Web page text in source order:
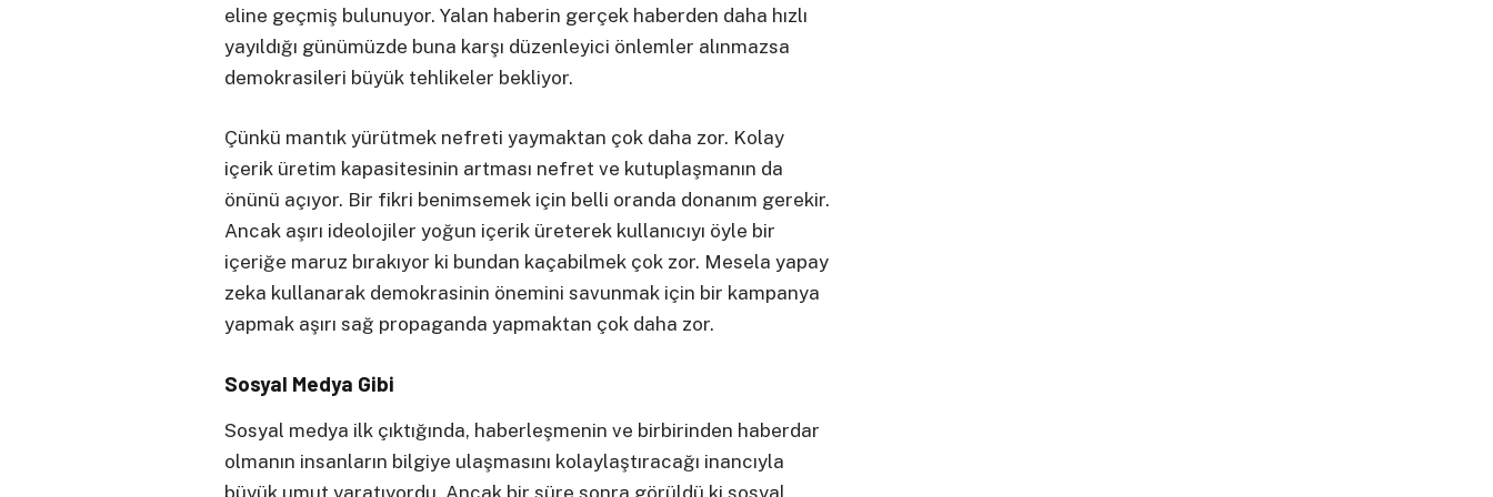
eline geçmiş bulunuyor. Yalan haberin gerçek haberden daha hızlı
yayıldığı günümüzde buna karşı düzenleyici önlemler alınmazsa
demokrasileri büyük tehlikeler bekliyor.
Çünkü mantık yürütmek nefreti yaymaktan çok daha zor. Kolay
içerik üretim kapasitesinin artması nefret ve kutuplaşmanın da
önünü açıyor. Bir fikri benimsemek için belli oranda donanım gerekir.
Ancak aşırı ideolojiler yoğun içerik üreterek kullanıcıyı öyle bir
içeriğe maruz bırakıyor ki bundan kaçabilmek çok zor. Mesela yapay
zeka kullanarak demokrasinin önemini savunmak için bir kampanya
yapmak aşırı sağ propaganda yapmaktan çok daha zor.
Sosyal Medya Gibi
Sosyal medya ilk çıktığında, haberleşmenin ve birbirinden haberdar
olmanın insanların bilgiye ulaşmasını kolaylaştıracağı inancıyla